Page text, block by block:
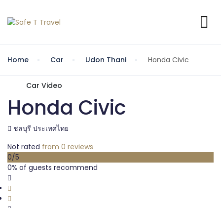
Home Car Udon Thani Honda Civic
Car Video
Honda Civic
ชลบุรี ประเทศไทย
Not rated from 0 reviews
0/5
0% of guests recommend